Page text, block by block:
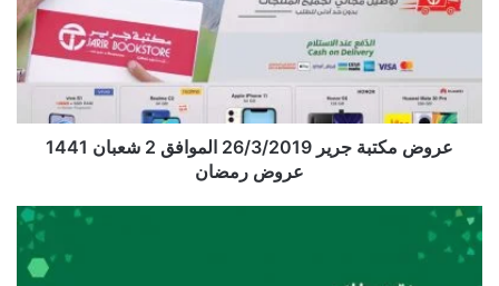
عروض مكتبة جرير 26/3/2019 الموافق 2 شعبان 1441
عروض رمضان